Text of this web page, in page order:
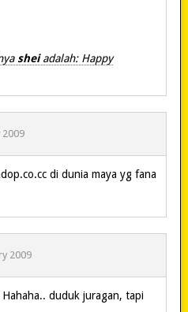
sheiadalah: Happy
2009
di dunia maya yg fana
2009
duduk juragan, tapi